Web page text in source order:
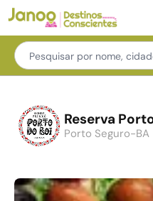
Reserva
Porto Seguro-BA